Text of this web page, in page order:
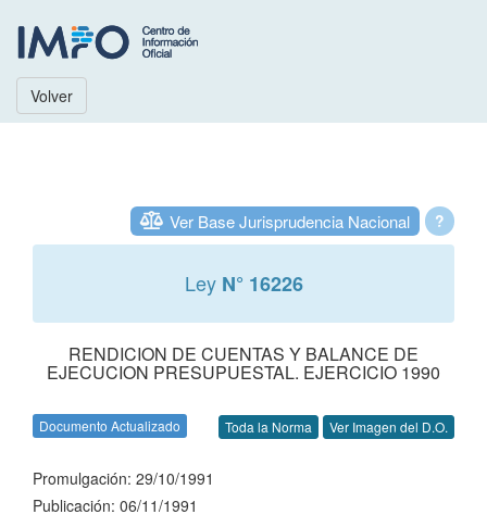
Volver
?
Ver Base Jurisprudencia Nacional
Ley N° 16226
RENDICION DE CUENTAS Y BALANCE DE
EJECUCION PRESUPUESTAL. EJERCICIO 1990
Documento Actualizado Toda la Norma Ver Imagen del D.O.
Promulgación: 29/10/1991
Publicación: 06/11/1991